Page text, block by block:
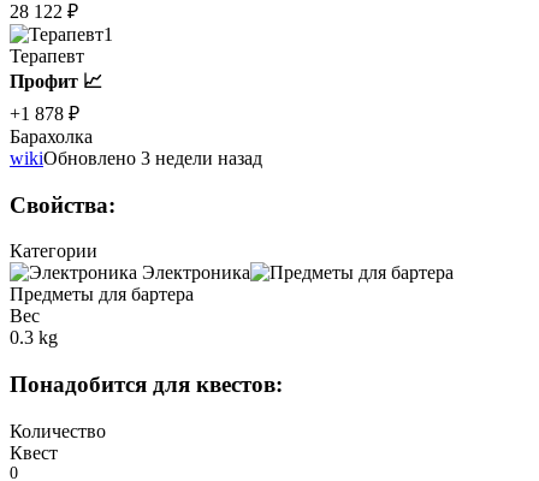
28 122 ₽
1
Терапевт
Профит 📈
+1 878 ₽
Барахолка
wikiОбновлено 3 недели назад
Свойства:
Категории
Электроника
Предметы для бартера
Вес
0.3 kg
Понадобится для квестов:
Количество
Квест